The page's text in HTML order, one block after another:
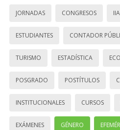
JORNADAS CONGRESOS
ESTUDIANTES CONTADOR
TURISMO ESTADÍSTICA
POSGRADO POSTÍTULOS
INSTITUCIONALES CURSOS
EXÁMENES GÉNERO